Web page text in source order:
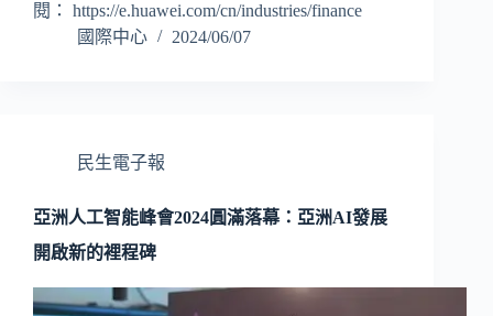
閱： https://e.huawei.com/cn/industries/finance
國際中心
2024/06/07
民生電子報
亞洲人工智能峰會2024圓滿落幕：亞洲AI發展
開啟新的裡程碑